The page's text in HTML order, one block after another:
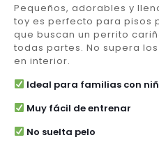
Pequeños, adorables y
toy es perfecto para pisos
que buscan un perrito
todas partes. No supera
en interior.
Ideal para familias con
Muy fácil de entrenar
No suelta pelo